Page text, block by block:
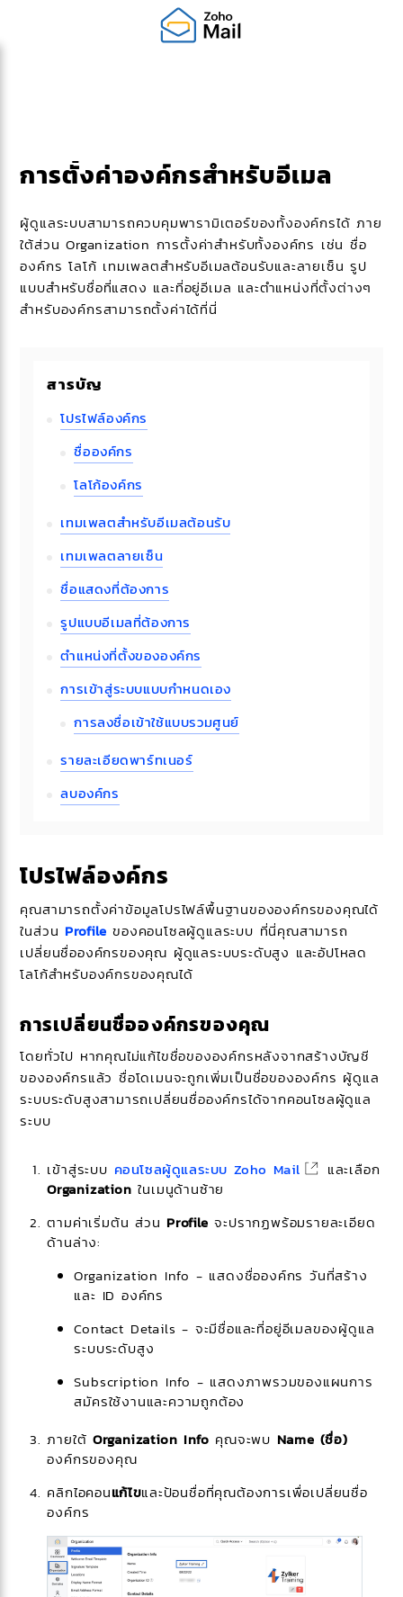
การตั้งค่าองค์กรสำหรับอีเมล
ผู้ดูแลระบบสามารถควบคุมพารามิเตอร์ของทั้งองค์กรได้ ภาย
ใต้ส่วน Organization การตั้งค่าสำหรับทั้งองค์กร เช่น ชื่อ
องค์กร โลโก้ เทมเพลตสำหรับอีเมลต้อนรับและลายเซ็น รูป
แบบสำหรับชื่อที่แสดง และที่อยู่อีเมล และตำแหน่งที่ตั้งต่างๆ
สำหรับองค์กรสามารถตั้งค่าได้ที่นี่
สารบัญ
โปรไฟล์องค์กร
ชื่อองค์กร
โลโก้องค์กร
เทมเพลตสำหรับอีเมลต้อนรับ
เทมเพลตลายเซ็น
ชื่อแสดงที่ต้องการ
รูปแบบอีเมลที่ต้องการ
ตำแหน่งที่ตั้งขององค์กร
การเข้าสู่ระบบแบบกำหนดเอง
การลงชื่อเข้าใช้แบบรวมศูนย์
รายละเอียดพาร์ทเนอร์
ลบองค์กร
โปรไฟล์องค์กร
คุณสามารถตั้งค่าข้อมูลโปรไฟล์พื้นฐานขององค์กรของคุณได้
ในส่วน Profile ของคอนโซลผู้ดูแลระบบ ที่นี่คุณสามารถ
เปลี่ยนชื่อองค์กรของคุณ ผู้ดูแลระบบระดับสูง และอัปโหลด
โลโก้สำหรับองค์กรของคุณได้
การเปลี่ยนชื่อองค์กรของคุณ
โดยทั่วไป หากคุณไม่แก้ไขชื่อขององค์กรหลังจากสร้างบัญชี
ขององค์กรแล้ว ชื่อโดเมนจะถูกเพิ่มเป็นชื่อขององค์กร ผู้ดูแล
ระบบระดับสูงสามารถเปลี่ยนชื่อองค์กรได้จากคอนโซลผู้ดูแล
ระบบ
เข้าสู่ระบบ คอนโซลผู้ดูแลระบบ Zoho Mail
และเลือก
Organization ในเมนูด้านซ้าย
ตามค่าเริ่มต้น ส่วน Profile จะปรากฏพร้อมรายละเอียด
ด้านล่าง:
Organization Info - แสดงชื่อองค์กร วันที่สร้าง
และ ID องค์กร
Contact Details - จะมีชื่อและที่อยู่อีเมลของผู้ดูแล
ระบบระดับสูง
Subscription Info - แสดงภาพรวมของแผนการ
สมัครใช้งานและความถูกต้อง
ภายใต้Organization Info คุณจะพบ Name (ชื่อ)
องค์กรของคุณ
คลิกไอคอนแก้ไขและป้อนชื่อที่คุณต้องการเพื่อเปลี่ยนชื่อ
องค์กร